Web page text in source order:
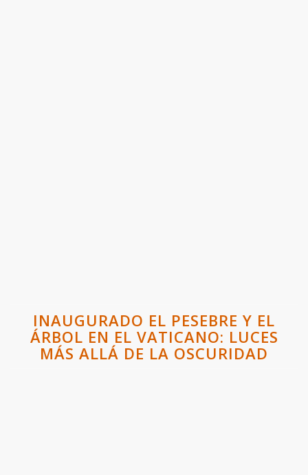
INAUGURADO EL PESEBRE Y EL
ÁRBOL EN EL VATICANO: LUCES
MÁS ALLÁ DE LA OSCURIDAD